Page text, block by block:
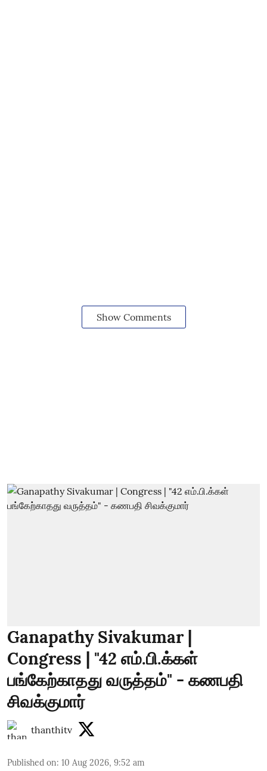
Show Comments
Ganapathy Sivakumar |
Congress | "42 எம்.பி.க்கள்
பங்கேற்காதது வருத்தம்" - கணபதி
சிவக்குமார்
thanthitv
Published on: 10 Aug 2026, 9:52 am